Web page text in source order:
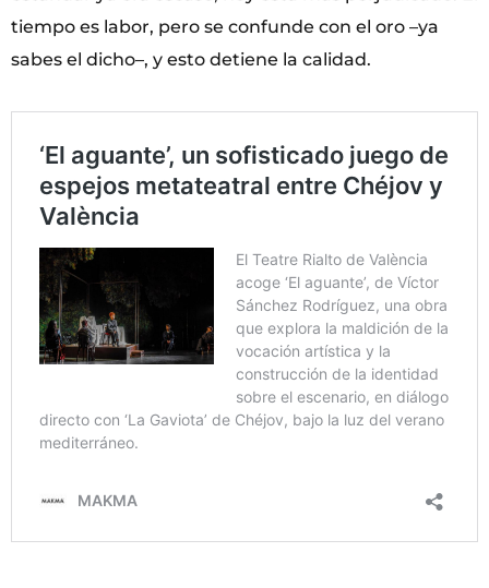
tiempo es labor, pero se confunde con el oro –ya
sabes el dicho–, y esto detiene la calidad.